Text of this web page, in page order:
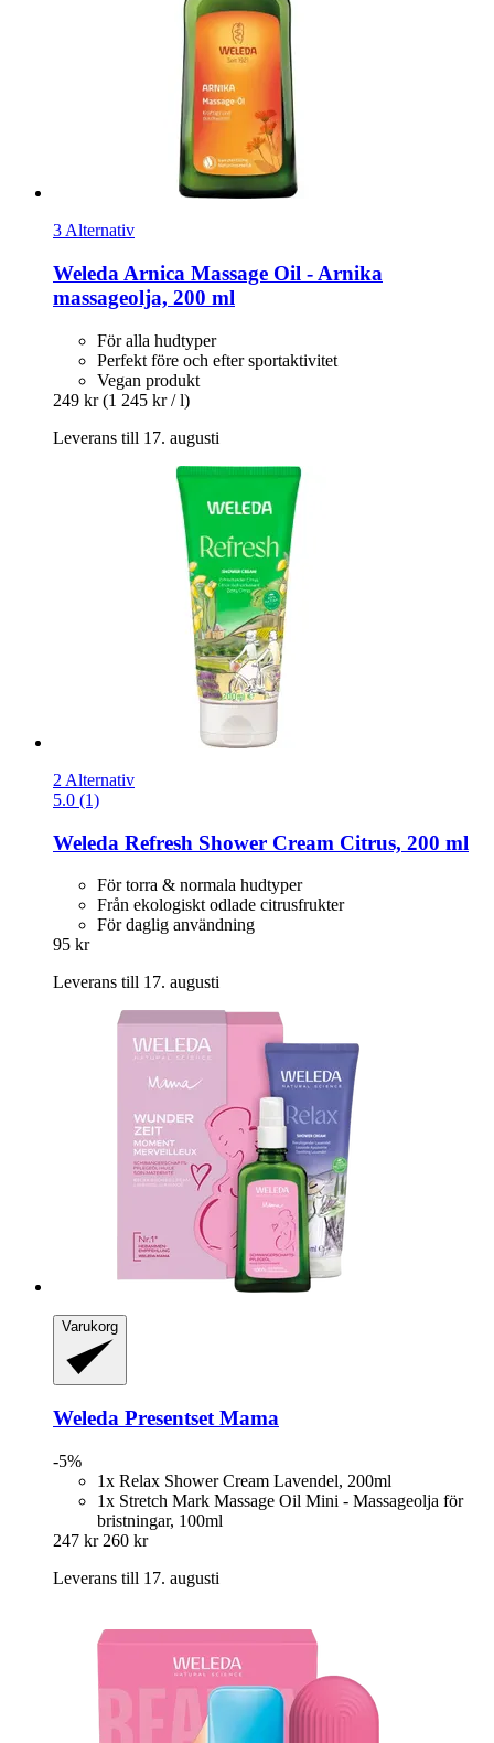
3 Alternativ
Weleda Arnica Massage Oil -​ Arnika
massageolja, 200 ml
För alla hudtyper
Perfekt före och efter sportaktivitet
Vegan produkt
249 kr (1 245 kr / l)
Leverans till 17. augusti
2 Alternativ
5.0 (1)
Weleda Refresh Shower Cream Citrus, 200 ml
För torra & normala hudtyper
Från ekologiskt odlade citrusfrukter
För daglig användning
95 kr
Leverans till 17. augusti
Varukorg
Weleda Presentset Mama
-5%
1x Relax Shower Cream Lavendel, 200ml
1x Stretch Mark Massage Oil Mini - Massageolja för
bristningar, 100ml
247 kr 260 kr
Leverans till 17. augusti